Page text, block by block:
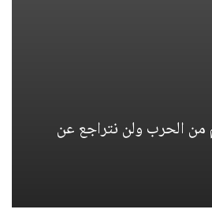
الحرب ولن نتراجع عن